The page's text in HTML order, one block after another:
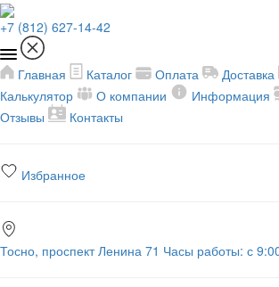
+7 (812) 627-14-42
Главная Каталог Оплата Доставка
Калькулятор
О компании Информация
Отзывы
Контакты
Избранное
Тосно, проспект Ленина 71 Часы работы: с